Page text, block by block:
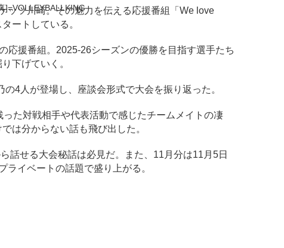
]=VOLLEYBALLKING
ツ川崎。その魅力を伝える応援番組「We love
ートしている。
援番組。2025-26シーズンの優勝を目指す選手たち
下げていく。
4人が登場し、座談会形式で大会を振り返った。
た対戦相手や代表活動で感じたチームメイトの凄
は分からない話も飛び出した。
話せる大会秘話は必見だ。また、11月分は11月5日
ライベートの話題で盛り上がる。